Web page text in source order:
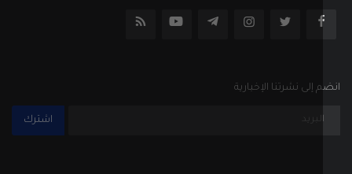
إلى نشرتنا الإخبارية